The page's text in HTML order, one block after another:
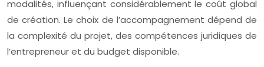
modalités, influençant considérablement le coût global
de création. Le choix de l’accompagnement dépend de
la complexité du projet, des compétences juridiques de
l’entrepreneur et du budget disponible.